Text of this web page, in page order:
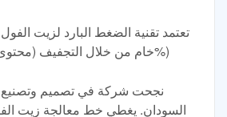
تعتمد تقنية الضغط البارد لزيت
خام من خلال التجفيف (محتوى الرطوبة 4% 5%)، وإزالة القشرة الحمراء (معدل إزالة يزيد عن 98%)
السودان. يغطي خط معالجة زيت